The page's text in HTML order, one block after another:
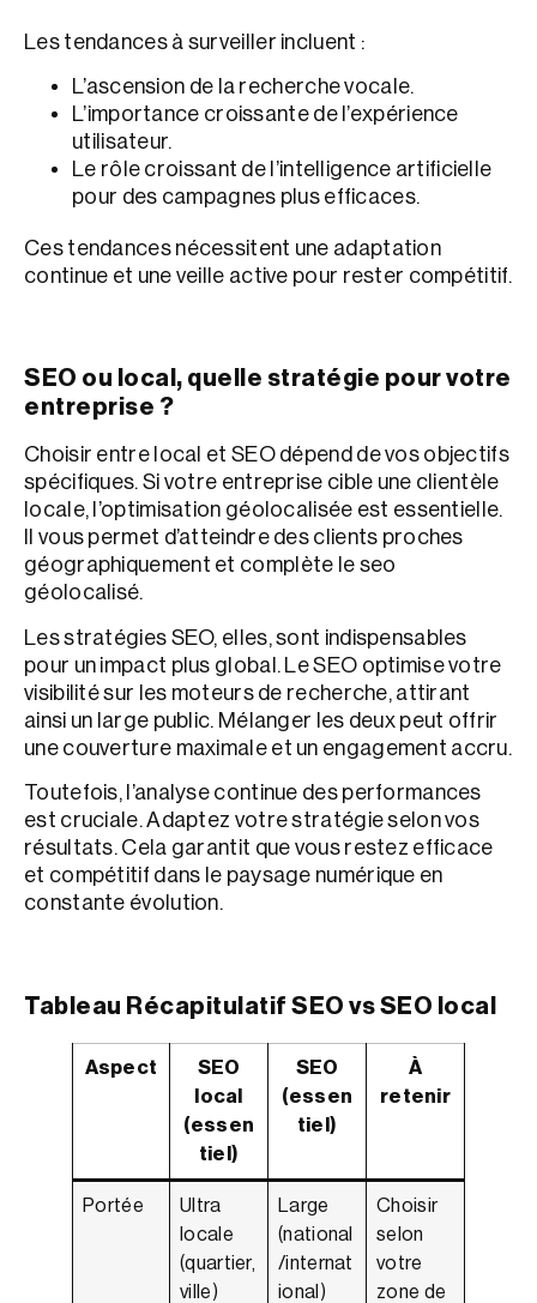
Les tendances à surveiller incluent :
L’ascension de la recherche vocale.
L’importance croissante de l’expérience
utilisateur.
Le rôle croissant de l’intelligence artificielle
pour des campagnes plus efficaces.
Ces tendances nécessitent une adaptation
continue et une veille active pour rester compétitif.
SEO ou local, quelle stratégie pour votre
entreprise ?
Choisir entre local et SEO dépend de vos objectifs
spécifiques. Si votre entreprise cible une clientèle
locale, l’optimisation géolocalisée est essentielle.
Il vous permet d’atteindre des clients proches
géographiquement et complète le seo
géolocalisé.
Les stratégies SEO, elles, sont indispensables
pour un impact plus global. Le SEO optimise votre
visibilité sur les moteurs de recherche, attirant
ainsi un large public. Mélanger les deux peut offrir
une couverture maximale et un engagement accru.
Toutefois, l’analyse continue des performances
est cruciale. Adaptez votre stratégie selon vos
résultats. Cela garantit que vous restez efficace
et compétitif dans le paysage numérique en
constante évolution.
Tableau Récapitulatif SEO vs SEO local
Aspect
SEO
local
(essen
tiel)
SEO
(essen
tiel)
À
retenir
Portée
Ultra
locale
(quartier,
ville)
Large
(national
/internat
ional)
Choisir
selon
votre
zone de